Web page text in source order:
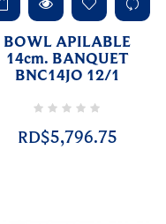
BOWL APILABLE
14cm. BANQUET
BNC14JO 12/1
RD$5,796.75